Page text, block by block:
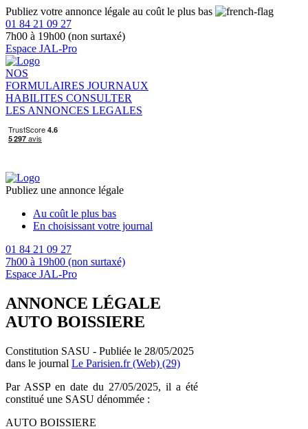
Publiez votre annonce légale au coût le plus bas
01 84 21 09 27
7h00 à 19h00 (non surtaxé)
Espace JAL-Pro
NOS
FORMULAIRES JOURNAUX
HABILITES CONSULTER
LES ANNONCES LEGALES
Publiez une annonce légale
Au coût le plus bas
En choisissant votre journal
01 84 21 09 27
7h00 à 19h00 (non surtaxé)
Espace JAL-Pro
ANNONCE LÉGALE
AUTO BOISSIERE
Constitution SASU - Publiée le 28/05/2025
dans le journal Le Parisien.fr (Web) (29)
Par ASSP en date du 27/05/2025, il a été
constitué une SASU dénommée :
AUTO BOISSIERE